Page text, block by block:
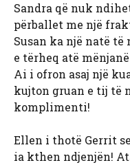
Sandra që nuk
përballet me një
Susan ka një natë
e tërheq atë
Ai i ofron asaj një
kujton gruan e tij të
komplimenti!
Ellen i thotë Gerrit
ia kthen ndjenjën!